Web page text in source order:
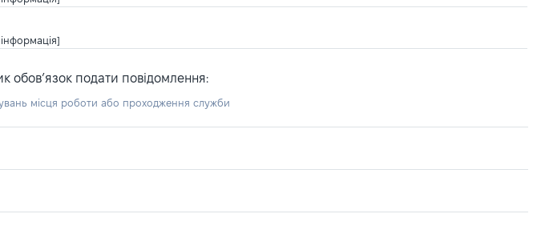
обов’язок подати повідомлення:
місця роботи або проходження служби